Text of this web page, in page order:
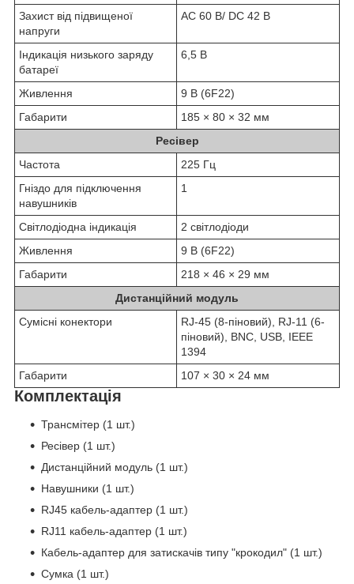
Захист від підвищеної
напруги
AC 60 В/ DC 42 В
Індикація низького заряду
батареї
6,5 В
Живлення
9 В (6F22)
Габарити
185 × 80 × 32 мм
Ресівер
Частота
225 Гц
Гніздо для підключення
навушників
1
Світлодіодна індикація
2 світлодіоди
Живлення
9 В (6F22)
Габарити
218 × 46 × 29 мм
Дистанційний модуль
Сумісні конектори
RJ-45 (8-піновий), RJ-11 (6-
піновий), BNC, USB, IEEE
1394
Габарити
107 × 30 × 24 мм
Комплектація
Трансмітер (1 шт.)
Ресівер (1 шт.)
Дистанційний модуль (1 шт.)
Навушники (1 шт.)
RJ45 кабель-адаптер (1 шт.)
RJ11 кабель-адаптер (1 шт.)
Кабель-адаптер для затискачів типу "крокодил" (1 шт.)
Сумка (1 шт.)